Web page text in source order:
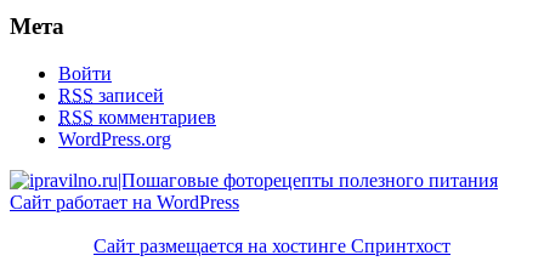
Мета
Войти
RSS записей
RSS комментариев
WordPress.org
Сайт работает на WordPress
Сайт размещается на хостинге Спринтхост